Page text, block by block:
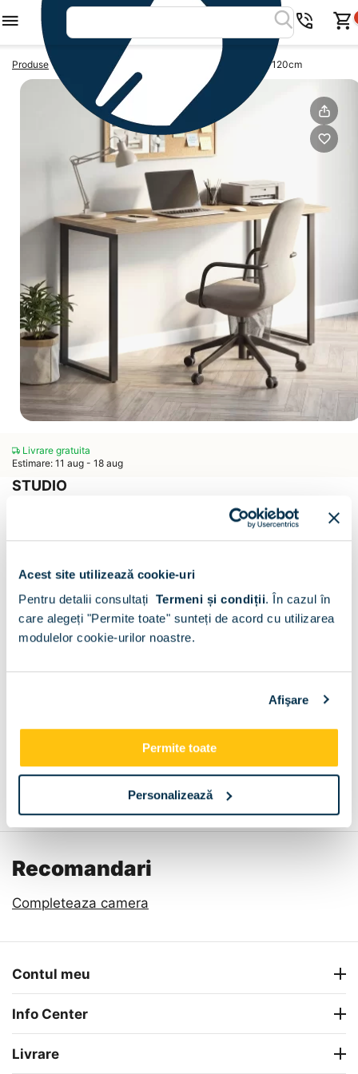
Acest site utilizează cookie-uri
Pentru detalii consultați Termeni și condiții. În cazul în
care alegeți "Permite toate" sunteți de acord cu utilizarea
modulelor cookie-urilor noastre.
Afişare
Permite toate
Personalizează
Produse Birouri calculator Birou calculator STUDIO, 120cm
Livrare gratuita
Estimare: 11 aug - 18 aug
STUDIO
Scrie un comentariu
Decor : Stejar
Dimensiune:
Descriere Metode de plata Livrare Recenzii
Recomandari
Completeaza camera
Contul meu
Info Center
Livrare